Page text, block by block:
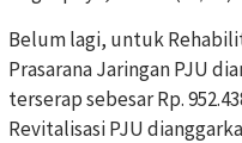
Belum lagi, untuk
Prasarana Jaringan PJU
terserap sebesar Rp.
Revitalisasi PJU